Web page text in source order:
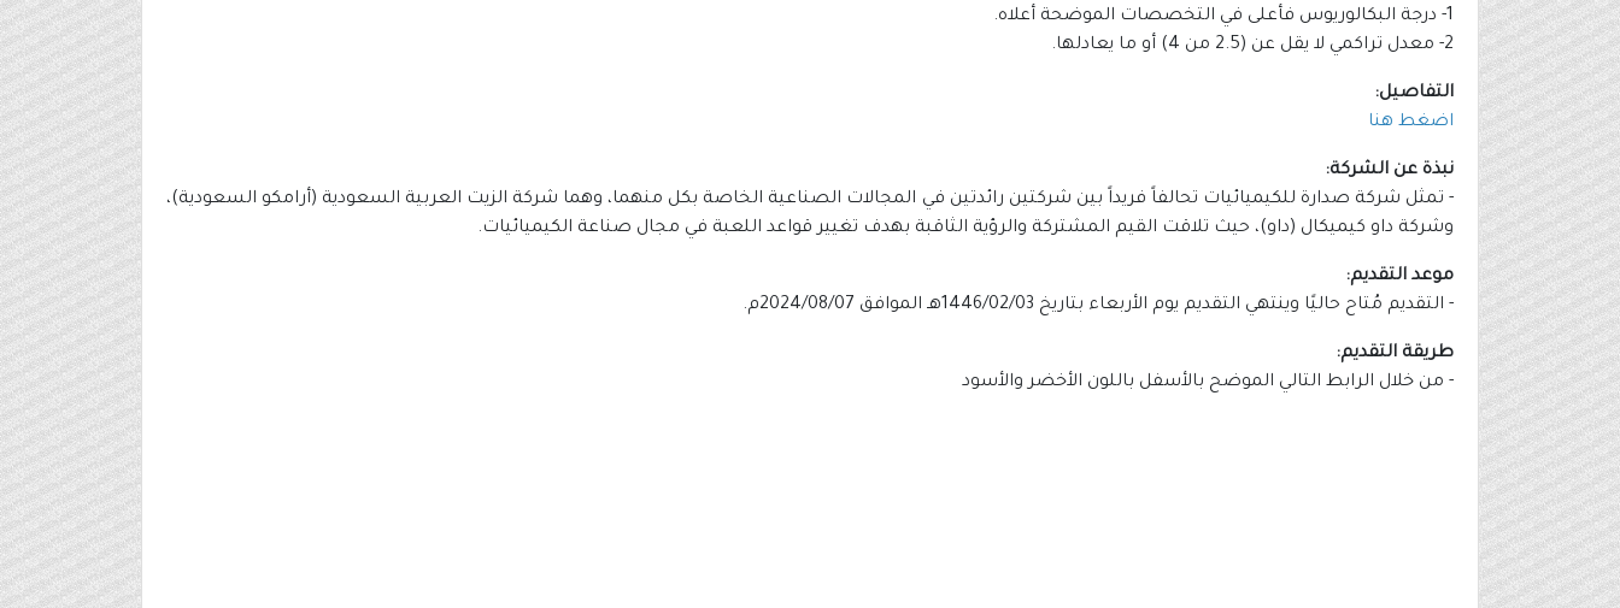
1- درجة البكالوريوس فأعلى في التخصصات الموضحة أعلاه.
2- معدل تراكمي لا يقل عن (2.5 من 4) أو ما يعادلها.
التفاصيل:
اضغط هنا
نبذة عن الشركة:
- تمثل شركة صدارة للكيميائيات تحالفاً فريداً بين شركتين رائدتين في المجالات الصناعية الخاصة بكل منهما، وهما شركة الزيت العربية السعودية (أرامكو السعودية)،
وشركة داو كيميكال (داو)، حيث تلاقت القيم المشتركة والرؤية الثاقبة بهدف تغيير قواعد اللعبة في مجال صناعة الكيميائيات.
موعد التقديم:
- التقديم مُتاح حاليًا وينتهي التقديم يوم الأربعاء بتاريخ 1446/02/03هـ الموافق 2024/08/07م.
طريقة التقديم:
- من خلال الرابط التالي الموضح بالأسفل باللون الأخضر والأسود